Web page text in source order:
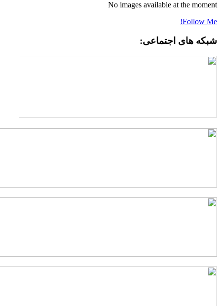
No images available at the
Follow
های اجتماعی: